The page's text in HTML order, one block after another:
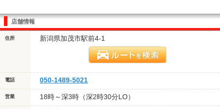
店舗情報
住所 新潟県加茂市駅前4-1
電話 050-1489-5021
営業 18時～深3時（深2時30分LO）